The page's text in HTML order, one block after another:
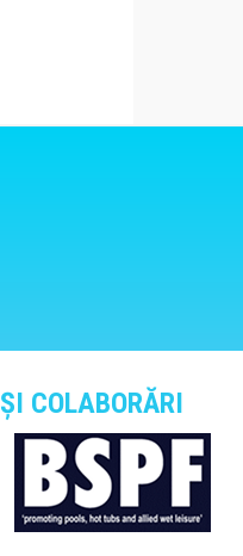
COLABORĂRI